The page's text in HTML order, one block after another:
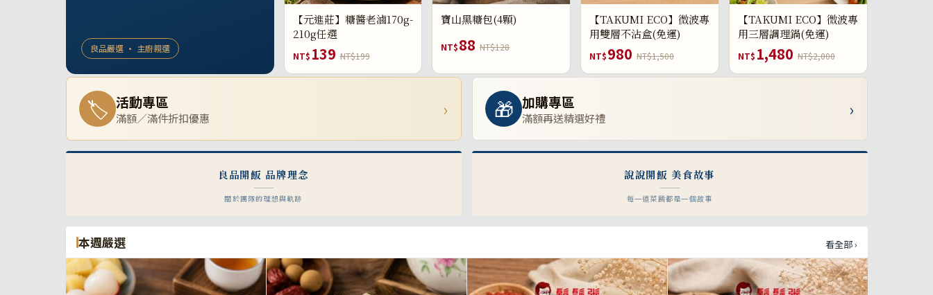
良品嚴選 · 主廚親選
【元進莊】糖醬老滷170g-
210g任選
NT$ 139 NT$199
寶山黑糖包(4顆)
NT$88 NT$128
【TAKUMI ECO】微波專
用雙層不沾盒(免運)
NT$980 NT$1,500
【TAKUMI ECO】微波專
用三層調理鍋(免運)
NT$ 1,480 NT$2,000
🏷 活動專區
滿額／滿件折扣優惠 › 🎁 加購專區
滿額再送精選好禮 ›
良品開飯 品牌理念
關於團隊的理想與軌跡
說說開飯 美食故事
每一道菜餚都是一個故事
本週嚴選 看全部 ›